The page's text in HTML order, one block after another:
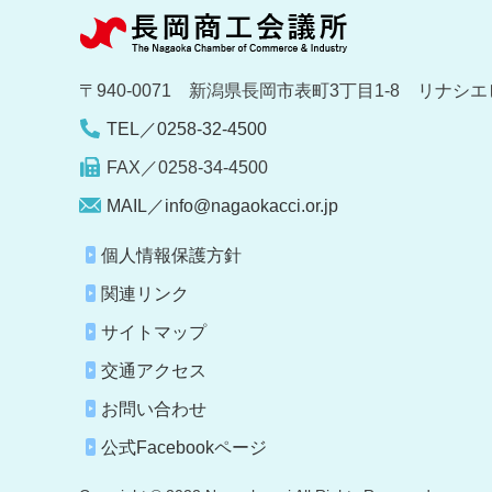
〒940-0071 新潟県長岡市表町3丁目1-8 リナシエ
TEL／0258-32-4500
FAX／0258-34-4500
MAIL／info@nagaokacci.or.jp
個人情報保護方針
関連リンク
サイトマップ
交通アクセス
お問い合わせ
公式Facebookページ